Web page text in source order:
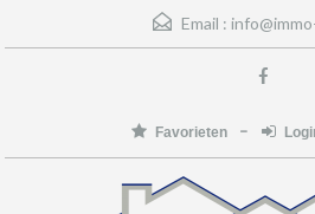
Email :
Favorieten